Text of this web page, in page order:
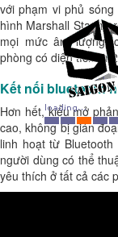
với phạm vi phủ
hình Marshall
mọi mức âm lượng,
phòng có diện tích từ
Kết nối bluetooth
Hơn hết, kiểu mở
cao, không bị gián
linh hoạt từ
người dùng có thể
yêu thích ở tất cả các